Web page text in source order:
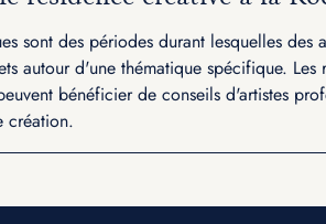
sont des périodes durant lesquelles des
autour d'une thématique spécifique. Les
bénéficier de conseils d'artistes
création.